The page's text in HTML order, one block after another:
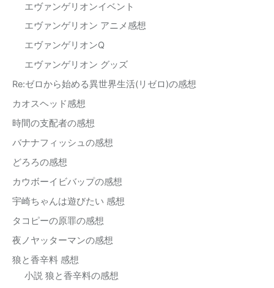
エヴァンゲリオンイベント
エヴァンゲリオン アニメ感想
エヴァンゲリオンQ
エヴァンゲリオン グッズ
Re:ゼロから始める異世界生活(リゼロ)の感想
カオスヘッド感想
時間の支配者の感想
バナナフィッシュの感想
どろろの感想
カウボーイビバップの感想
宇崎ちゃんは遊びたい 感想
タコピーの原罪の感想
夜ノヤッターマンの感想
狼と香辛料 感想
小説 狼と香辛料の感想